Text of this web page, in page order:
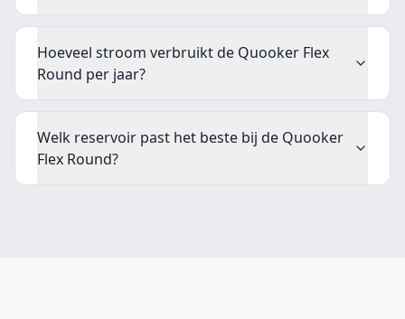
Hoeveel stroom verbruikt de Quooker Flex
Round per jaar?
Welk reservoir past het beste bij de Quooker
Flex Round?